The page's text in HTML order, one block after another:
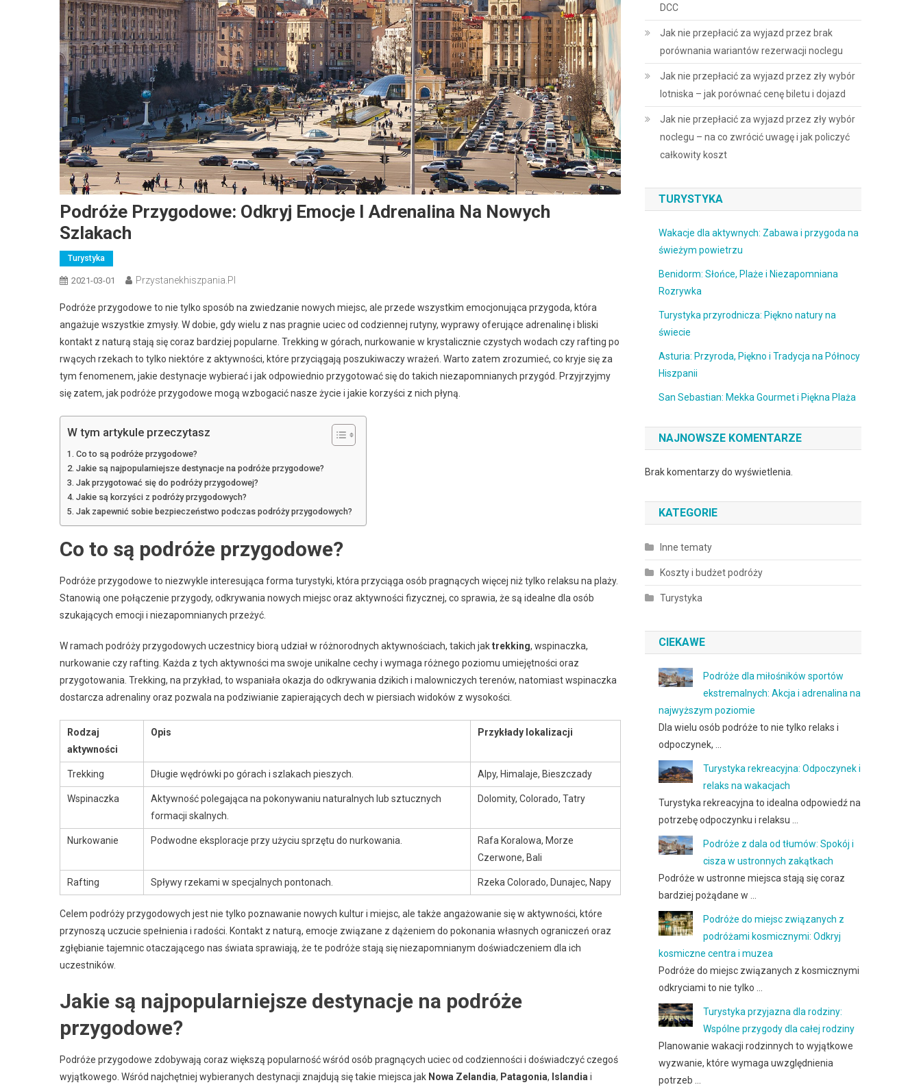
Podróże Przygodowe: Odkryj Emocje I Adrenalina Na Nowych
Szlakach
Turystyka
2021-03-01 Przystanekhiszpania.pl
Podróże przygodowe to nie tylko sposób na zwiedzanie nowych miejsc, ale przede wszystkim emocjonująca przygoda, która
angażuje wszystkie zmysły. W dobie, gdy wielu z nas pragnie uciec od codziennej rutyny, wyprawy oferujące adrenalinę i bliski
kontakt z naturą stają się coraz bardziej popularne. Trekking w górach, nurkowanie w krystalicznie czystych wodach czy rafting po
rwących rzekach to tylko niektóre z aktywności, które przyciągają poszukiwaczy wrażeń. Warto zatem zrozumieć, co kryje się za
tym fenomenem, jakie destynacje wybierać i jak odpowiednio przygotować się do takich niezapomnianych przygód. Przyjrzyjmy
się zatem, jak podróże przygodowe mogą wzbogacić nasze życie i jakie korzyści z nich płyną.
W tym artykule przeczytasz
Co to są podróże przygodowe?
Jakie są najpopularniejsze destynacje na podróże przygodowe?
Jak przygotować się do podróży przygodowej?
Jakie są korzyści z podróży przygodowych?
Jak zapewnić sobie bezpieczeństwo podczas podróży przygodowych?
Co to są podróże przygodowe?
Podróże przygodowe to niezwykle interesująca forma turystyki, która przyciąga osób pragnących więcej niż tylko relaksu na plaży.
Stanowią one połączenie przygody, odkrywania nowych miejsc oraz aktywności fizycznej, co sprawia, że są idealne dla osób
szukających emocji i niezapomnianych przeżyć.
W ramach podróży przygodowych uczestnicy biorą udział w różnorodnych aktywnościach, takich jaktrekking, wspinaczka,
nurkowanie czy rafting. Każda z tych aktywności ma swoje unikalne cechy i wymaga różnego poziomu umiejętności oraz
przygotowania. Trekking, na przykład, to wspaniała okazja do odkrywania dzikich i malowniczych terenów, natomiast wspinaczka
dostarcza adrenaliny oraz pozwala na podziwianie zapierających dech w piersiach widoków z wysokości.
Rodzaj
aktywności
Opis Przykłady lokalizacji
Trekking Długie wędrówki po górach i szlakach pieszych. Alpy, Himalaje, Bieszczady
Wspinaczka
Aktywność polegająca na pokonywaniu naturalnych lub sztucznych
formacji skalnych.
Dolomity, Colorado, Tatry
Nurkowanie Podwodne eksploracje przy użyciu sprzętu do nurkowania.
Rafa Koralowa, Morze
Czerwone, Bali
Rafting Spływy rzekami w specjalnych pontonach. Rzeka Colorado, Dunajec, Napy
Celem podróży przygodowych jest nie tylko poznawanie nowych kultur i miejsc, ale także angażowanie się w aktywności, które
przynoszą uczucie spełnienia i radości. Kontakt z naturą, emocje związane z dążeniem do pokonania własnych ograniczeń oraz
zgłębianie tajemnic otaczającego nas świata sprawiają, że te podróże stają się niezapomnianym doświadczeniem dla ich
uczestników.
Jakie są najpopularniejsze destynacje na podróże
przygodowe?
Podróże przygodowe zdobywają coraz większą popularność wśród osób pragnących uciec od codzienności i doświadczyć czegoś
wyjątkowego. Wśród najchętniej wybieranych destynacji znajdują się takie miejsca jak Nowa Zelandia, Patagonia, Islandia i
DCC
Jak nie przepłacić za wyjazd przez brak
porównania wariantów rezerwacji noclegu
Jak nie przepłacić za wyjazd przez zły wybór
lotniska – jak porównać cenę biletu i dojazd
Jak nie przepłacić za wyjazd przez zły wybór
noclegu – na co zwrócić uwagę i jak policzyć
całkowity koszt
TURYSTYKA
Wakacje dla aktywnych: Zabawa i przygoda na
świeżym powietrzu
Benidorm: Słońce, Plaże i Niezapomniana
Rozrywka
Turystyka przyrodnicza: Piękno natury na
świecie
Asturia: Przyroda, Piękno i Tradycja na Północy
Hiszpanii
San Sebastian: Mekka Gourmet i Piękna Plaża
NAJNOWSZE KOMENTARZE
Brak komentarzy do wyświetlenia.
KATEGORIE
Inne tematy
Koszty i budżet podróży
Turystyka
CIEKAWE
Podróże dla miłośników sportów
ekstremalnych: Akcja i adrenalina na
najwyższym poziomie
Dla wielu osób podróże to nie tylko relaks i
odpoczynek, …
Turystyka rekreacyjna: Odpoczynek i
relaks na wakacjach
Turystyka rekreacyjna to idealna odpowiedź na
potrzebę odpoczynku i relaksu …
Podróże z dala od tłumów: Spokój i
cisza w ustronnych zakątkach
Podróże w ustronne miejsca stają się coraz
bardziej pożądane w …
Podróże do miejsc związanych z
podróżami kosmicznymi: Odkryj
kosmiczne centra i muzea
Podróże do miejsc związanych z kosmicznymi
odkryciami to nie tylko …
Turystyka przyjazna dla rodziny:
Wspólne przygody dla całej rodziny
Planowanie wakacji rodzinnych to wyjątkowe
wyzwanie, które wymaga uwzględnienia
potrzeb …